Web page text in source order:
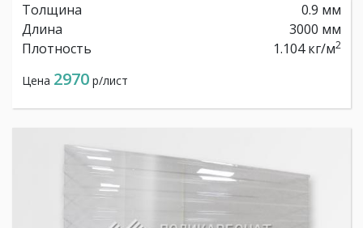
Толщина
0.9 мм
Длина
3000 мм
Плотность
1.104 кг/м2
Цена 2970 р/лист